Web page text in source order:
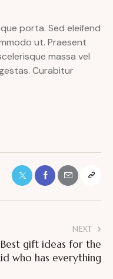
porta. Sed eleifend
ut. Praesent
massa vel
Curabitur
NEXT
Best gift ideas for the
who has everything